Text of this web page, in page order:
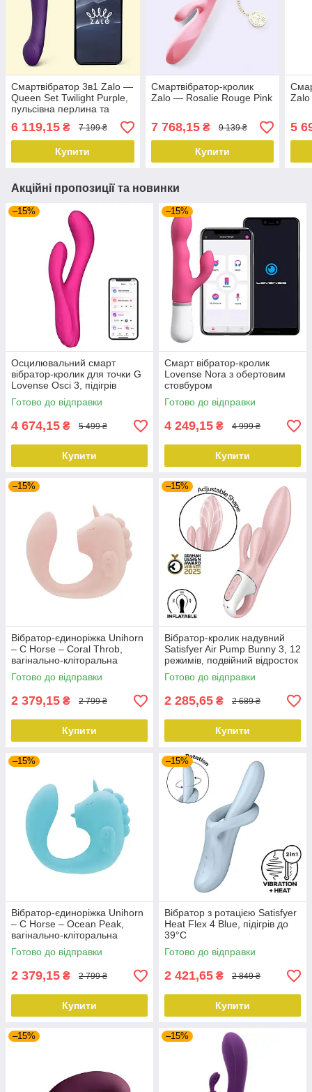
Смартвібратор 3в1 Zalo —
Queen Set Twilight Purple,
пульсівна перлина та
вакуум, кристал Swarovski
6 119,15 ₴ 7 199 ₴
Купити
Смартвібратор-кролик
Zalo — Rosalie Rouge Pink
7 768,15₴ 9 139 ₴
Купити
5
Акційні пропозиції та новинки
–15%
Осцилювальний смарт
вібратор-кролик для точки G
Lovense Osci 3, підігрів
Готово до відправки
4 674,15 ₴ 5 499 ₴
Купити
–15%
Смарт вібратор-кролик
Lovense Nora з обертовим
стовбуром
Готово до відправки
4 249,15 ₴ 4 999 ₴
Купити
–15%
Вібратор-єдиноріжка Unihorn
– C Horse – Coral Throb,
вагінально-кліторальна
стимуляція, 2 мотори по 10
режимів
Готово до відправки
2 379,15 ₴ 2 799 ₴
Купити
–15%
Вібратор-кролик надувний
Satisfyer Air Pump Bunny 3, 12
режимів, подвійний відросток
Готово до відправки
2 285,65 ₴ 2 689 ₴
Купити
–15%
Вібратор-єдиноріжка Unihorn
– C Horse – Ocean Peak,
вагінально-кліторальна
стимуляція, 2 мотори по 10
режимів
Готово до відправки
2 379,15 ₴ 2 799 ₴
Купити
–15%
Вібратор з ротацією Satisfyer
Heat Flex 4 Blue, підігрів до
39°C
Готово до відправки
2 421,65 ₴ 2 849 ₴
Купити
–15% –15%